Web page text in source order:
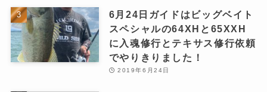
6月24日ガイドはビッグベイト
スペシャルの64XHと65XXH
に入魂修行とテキサス修行依頼
でやりきりました！
2019年6月24日